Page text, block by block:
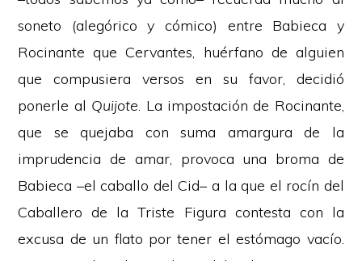
soneto (alegórico y cómico) entre Babieca y
Rocinante que Cervantes, huérfano de alguien
que compusiera versos en su favor, decidió
ponerle al Quijote. La impostación de Rocinante,
que se quejaba con suma amargura de la
imprudencia de amar, provoca una broma de
Babieca –el caballo del Cid– a la que el rocín del
Caballero de la Triste Figura contesta con la
excusa de un flato por tener el estómago vacío.